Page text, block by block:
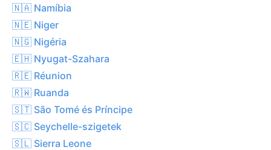
🇳🇦 Namíbia
🇳🇪 Niger
🇳🇬 Nigéria
🇪🇭 Nyugat-Szahara
🇷🇪 Réunion
🇷🇼 Ruanda
🇸🇹 São Tomé és Príncipe
🇸🇨 Seychelle-szigetek
🇸🇱 Sierra Leone